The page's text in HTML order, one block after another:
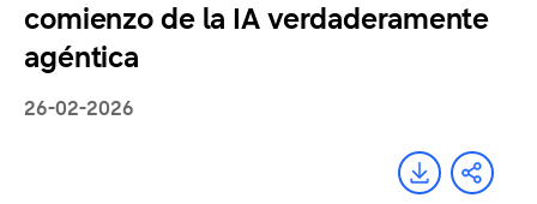
comienzo de la IA verdaderamente
agéntica
26-02-2026